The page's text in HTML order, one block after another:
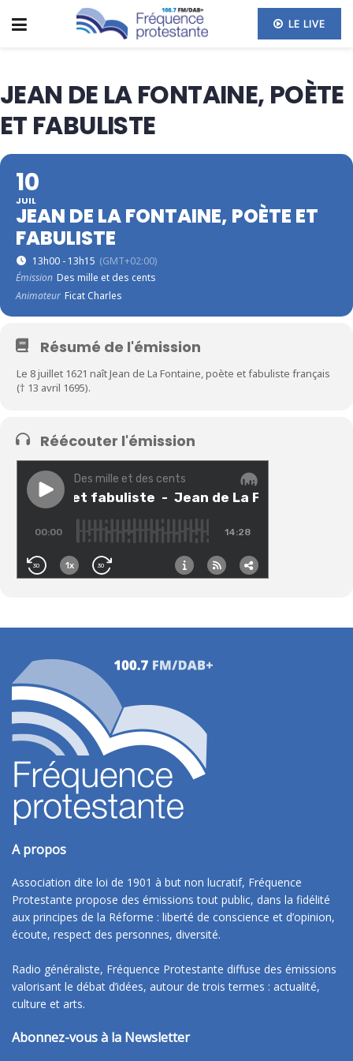
LE LIVE
JEAN DE LA FONTAINE, POÈTE
ET FABULISTE
10
JUIL
JEAN DE LA FONTAINE, POÈTE ET
FABULISTE
13h00 - 13h15 (GMT+02:00)
Émission Des mille et des cents
Animateur Ficat Charles
Résumé de l'émission
Le 8 juillet 1621 naît Jean de La Fontaine, poète et fabuliste français
(† 13 avril 1695).
Réécouter l'émission
A propos
Association dite loi de 1901 à but non lucratif, Fréquence
Protestante propose des émissions tout public, dans la fidélité
aux principes de la Réforme : liberté de conscience et d’opinion,
écoute, respect des personnes, diversité.
Radio généraliste, Fréquence Protestante diffuse des émissions
valorisant le débat d’idées, autour de trois termes : actualité,
culture et arts.
Abonnez-vous à la Newsletter